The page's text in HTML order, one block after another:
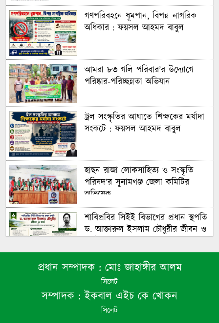
গণপরিবহনে ধূমপান, বিপন্ন নাগরিক
অধিকার : ফয়সল আহমদ বাবুল
আমরা ৮৩ গলি পরিবার’র উদ্যোগে
পরিষ্কার-পরিচ্ছন্নতা অভিযান
ট্রল সংস্কৃতির আঘাতে শিক্ষকের মর্যাদা
সংকটে : ফয়সল আহমদ বাবুল
হাছন রাজা লোকসাহিত্য ও সংস্কৃতি
পরিষদ’র সুনামগঞ্জ জেলা কমিটির
অভিষেক
শাবিপ্রবির সিইই বিভাগের প্রধান স্থপতি
ড. আক্তারুল ইসলাম চৌধুরীর জীবন ও
শাল্লায় ৭ম শ্রেণীর ছাত্রীকে কাঁচি ঠেকিয়ে
ধর্ষণ ও ভিডিও ধারণ, প্রধান আসামি
গ্রেপ্তার
প্রধান সম্পাদক : মোঃ জাহাঙ্গীর আলম
সিলেট
সম্পাদক :ইকবাল এইচ কে খোকন
সিলেট